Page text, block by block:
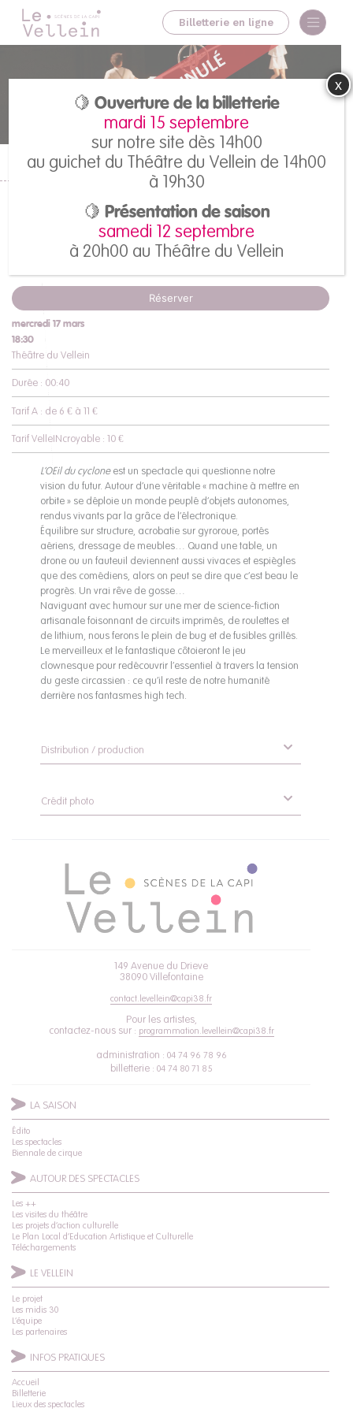
Billetterie en ligne
Accueil >Tous les spectacles >L’OEil du cyclone
L’OEil du cyclone
Cirque Hirsute
L’OEil du cycloneest un spectacle qui questionne notre
vision du futur. Autour d’une véritable « machine à mettre en
orbite » se déploie un monde peuplé d’objets autonomes,
rendus vivants par la grâce de l’électronique.
Équilibre sur structure, acrobatie sur gyroroue, portés
aériens, dressage de meubles… Quand une table, un
drone ou un fauteuil deviennent aussi vivaces et espiègles
que des comédiens, alors on peut se dire que c’est beau le
progrès. Un vrai rêve de gosse…
Naviguant avec humour sur une mer de science-fiction
artisanale foisonnant de circuits imprimés, de roulettes et
de lithium, nous ferons le plein de bug et de fusibles grillés.
Le merveilleux et le fantastique côtoieront le jeu
clownesque pour redécouvrir l’essentiel à travers la tension
du geste circassien : ce qu’il reste de notre humanité
derrière nos fantasmes high tech.
Distribution / production
Crédit photo
Réserver
mercredi 17 mars
18:30
Théâtre du Vellein
Durée : 00:40
Tarif A : de 6 € à 11 €
Tarif VelleINcroyable : 10 €
149 Avenue du Drieve
38090 Villefontaine
contact.levellein@capi38.fr
Pour les artistes,
contactez-nous sur : programmation.levellein@capi38.fr
administration : 04 74 96 78 96
billetterie : 04 74 80 71 85
LA SAISON
Édito
Les spectacles
Biennale de cirque
AUTOUR DES SPECTACLES
Les ++
Les visites du théâtre
Les projets d’action culturelle
Le Plan Local d’Education Artistique et Culturelle
Téléchargements
LE VELLEIN
Le projet
Les midis 30
L’équipe
Les partenaires
INFOS PRATIQUES
Accueil
Billetterie
Lieux des spectacles
🍋 Ouverture de la billetterie
mardi 15 septembre
sur notre site dès 14h00
au guichet du Théâtre du Vellein de 14h00
à 19h30
🍋 Présentation de saison
samedi 12 septembre
à 20h00 au Théâtre du Vellein
x